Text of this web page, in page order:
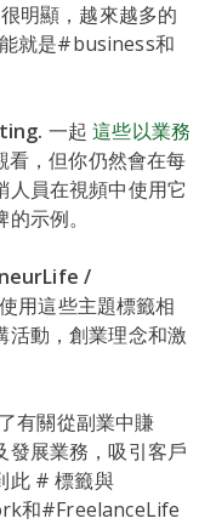
明顯，越來越多的
就是#business和
一起這些以業務
看，但你仍然會在每
人員在視頻中使用它
示例。
/
用這些主題標籤相
活動，創業理念和激
有關從副業中賺
發展業務，吸引客戶
此 # 標籤與
和#FreelanceLife